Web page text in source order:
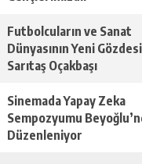
Futbolcuların ve Sanat
Dünyasının Yeni
Sarıtaş Oçakbaşı
Sinemada Yapay Zeka
Sempozyumu
Düzenleniyor